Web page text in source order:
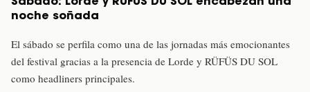
noche soñada
El sábado se perfila como una de las jornadas más emocionantes
del festival gracias a la presencia de Lorde y RÜFÜS DU SOL
como headliners principales.